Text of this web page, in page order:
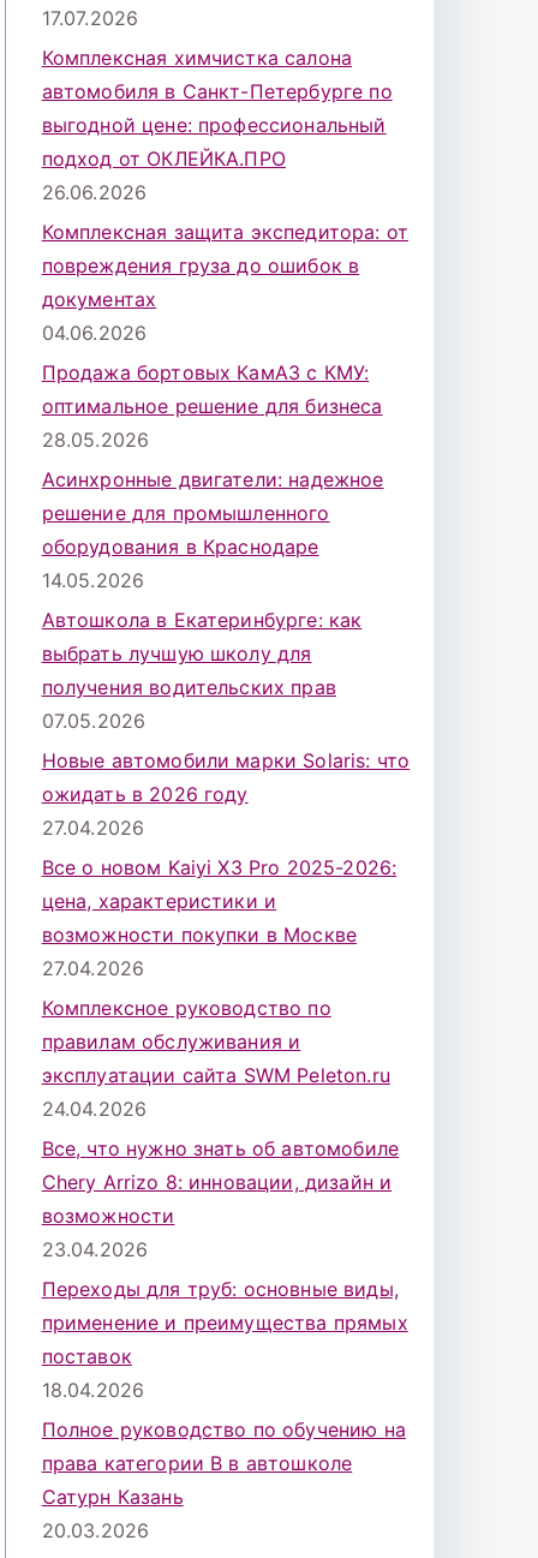
17.07.2026
Комплексная химчистка салона
автомобиля в Санкт-Петербурге по
выгодной цене: профессиональный
подход от ОКЛЕЙКА.ПРО
26.06.2026
Комплексная защита экспедитора: от
повреждения груза до ошибок в
документах
04.06.2026
Продажа бортовых КамАЗ с КМУ:
оптимальное решение для бизнеса
28.05.2026
Асинхронные двигатели: надежное
решение для промышленного
оборудования в Краснодаре
14.05.2026
Автошкола в Екатеринбурге: как
выбрать лучшую школу для
получения водительских прав
07.05.2026
Новые автомобили марки Solaris: что
ожидать в 2026 году
27.04.2026
Все о новом Kaiyi X3 Pro 2025-2026:
цена, характеристики и
возможности покупки в Москве
27.04.2026
Комплексное руководство по
правилам обслуживания и
эксплуатации сайта SWM Peleton.ru
24.04.2026
Все, что нужно знать об автомобиле
Chery Arrizo 8: инновации, дизайн и
возможности
23.04.2026
Переходы для труб: основные виды,
применение и преимущества прямых
поставок
18.04.2026
Полное руководство по обучению на
права категории B в автошколе
Сатурн Казань
20.03.2026